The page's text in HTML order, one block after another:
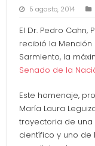
5 agosto, 2014
El Dr. Pedro Cahn,
recibió la Mención
Sarmiento, la
Senado de la
Este homenaje,
María Laura
trayectoria de
científico y uno de